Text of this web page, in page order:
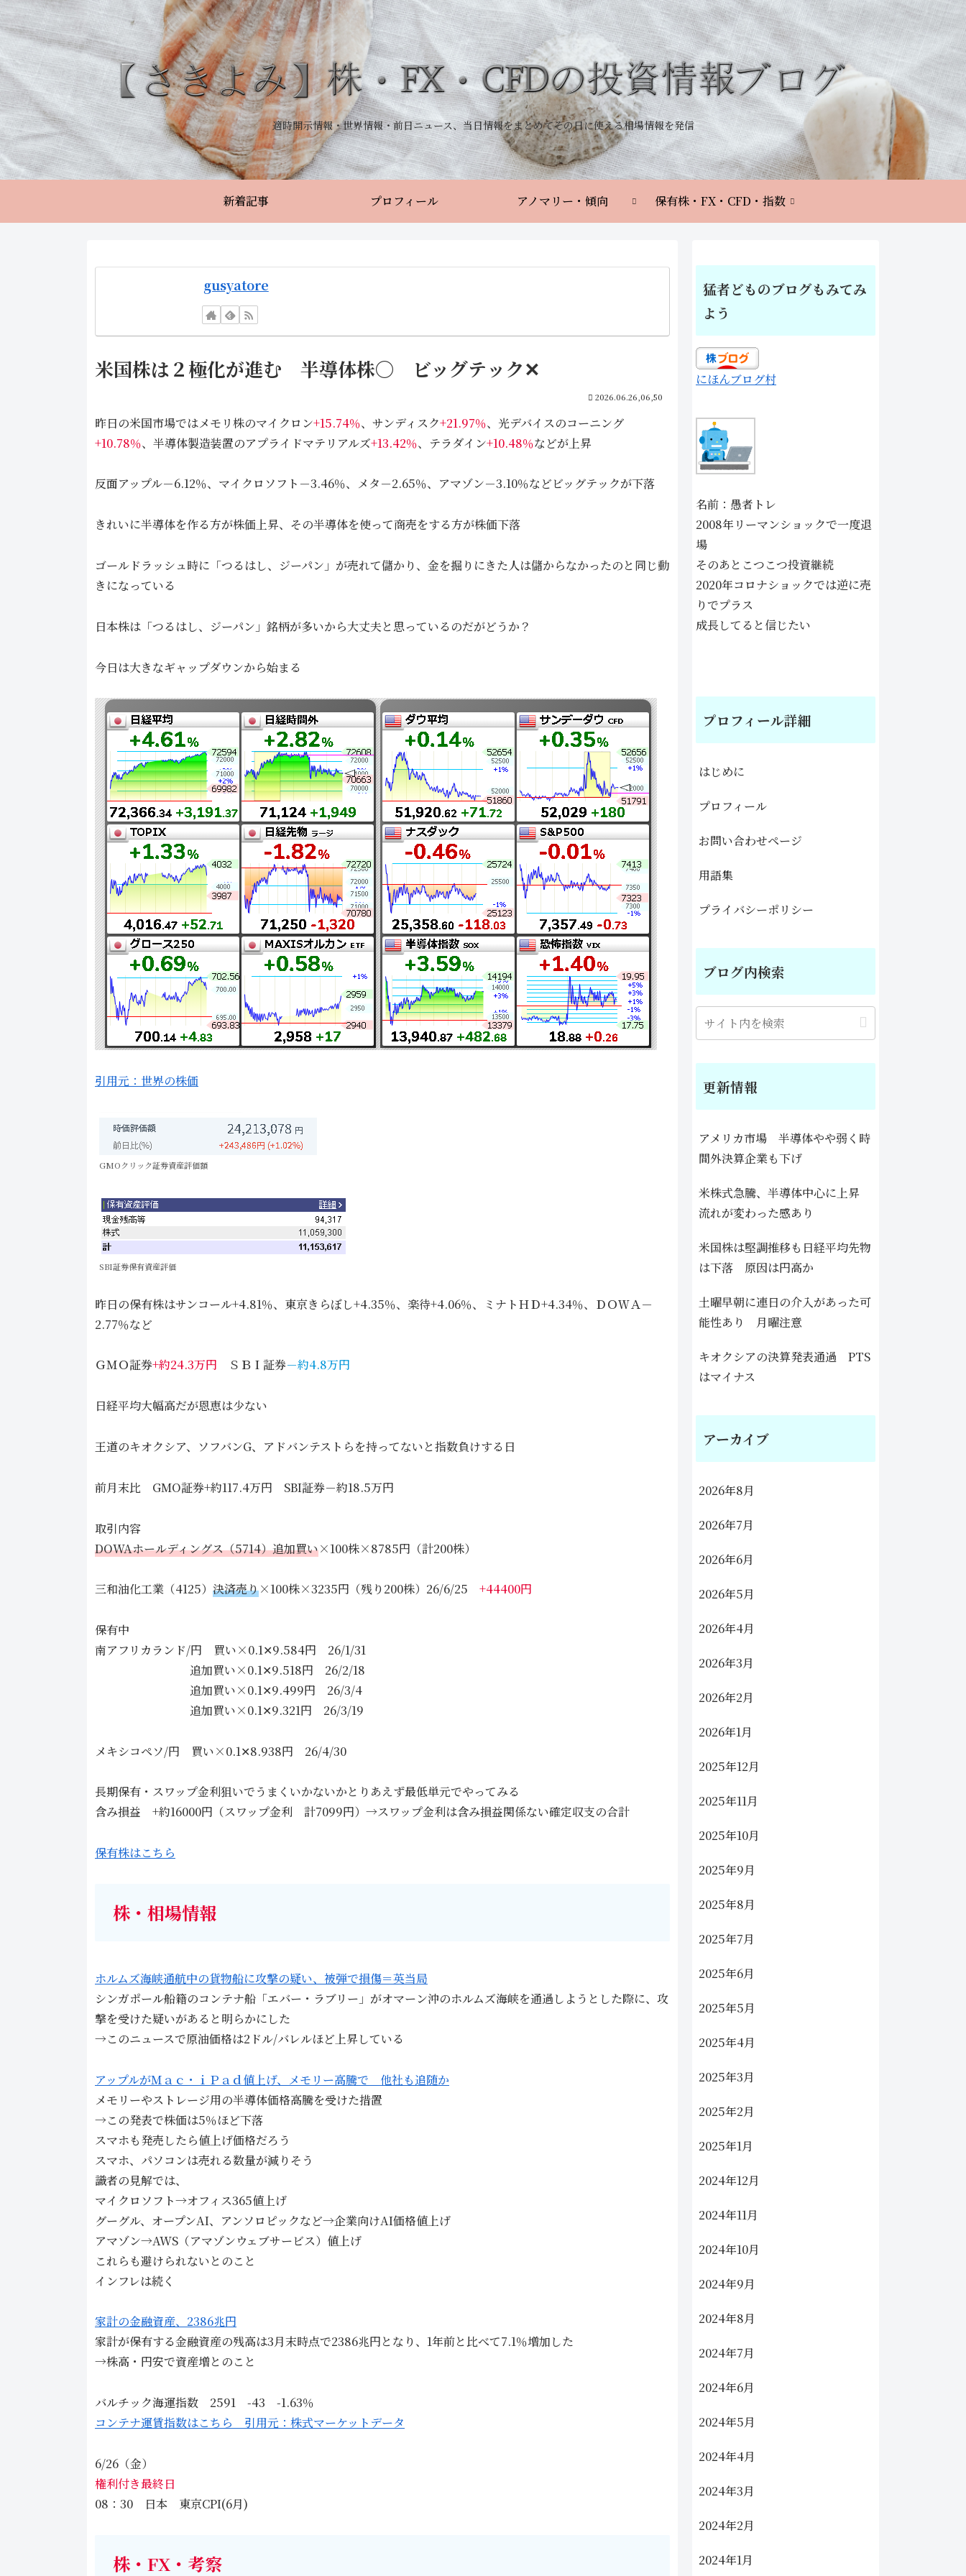
適時開示情報・世界情報・前日ニュース、当日情報をまとめてその日に使える相場情報を発信
新着記事 プロフィール アノマリー・傾向 保有株・FX・CFD・指数
gusyatore
米国株は２極化が進む 半導体株〇 ビッグテック✕
2026.06.26,06,50
昨日の米国市場ではメモリ株のマイクロン+15.74％、サンディスク+21.97％、光デバイスのコーニング
+10.78％、半導体製造装置のアプライドマテリアルズ+13.42％、テラダイン+10.48％などが上昇
反面アップル－6.12％、マイクロソフト－3.46％、メタ－2.65％、アマゾン－3.10％などビッグテックが下落
きれいに半導体を作る方が株価上昇、その半導体を使って商売をする方が株価下落
ゴールドラッシュ時に「つるはし、ジーパン」が売れて儲かり、金を掘りにきた人は儲からなかったのと同じ動
きになっている
日本株は「つるはし、ジーパン」銘柄が多いから大丈夫と思っているのだがどうか？
今日は大きなギャップダウンから始まる
引用元：世界の株価
GMOクリック証券資産評価額
SBI証券保有資産評価
昨日の保有株はサンコール+4.81％、東京きらぼし+4.35％、楽待+4.06％、ミナトＨＤ+4.34％、ＤＯＷＡ－
2.77％など
ＧＭＯ証券+約24.3万円 ＳＢＩ証券－約4.8万円
日経平均大幅高だが恩恵は少ない
王道のキオクシア、ソフバンG、アドバンテストらを持ってないと指数負けする日
前月末比 GMO証券+約117.4万円 SBI証券－約18.5万円
取引内容
DOWAホールディングス（5714）追加買い×100株×8785円（計200株）
三和油化工業（4125） 決済売り×100株×3235円（残り200株）26/6/25 +44400円
保有中
南アフリカランド/円 買い×0.1✕9.584円 26/1/31
追加買い×0.1✕9.518円 26/2/18
追加買い×0.1✕9.499円 26/3/4
追加買い×0.1✕9.321円 26/3/19
メキシコペソ/円 買い×0.1✕8.938円 26/4/30
長期保有・スワップ金利狙いでうまくいかないかとりあえず最低単元でやってみる
含み損益 +約16000円（スワップ金利 計7099円）→スワップ金利は含み損益関係ない確定収支の合計
保有株はこちら
株・相場情報
ホルムズ海峡通航中の貨物船に攻撃の疑い、被弾で損傷＝英当局
シンガポール船籍のコンテナ船「エバー・ラブリー」がオマーン沖のホルムズ海峡を通過しようとした際に、攻
撃を受けた疑いがあると明らかにした
→このニュースで原油価格は2ドル/バレルほど上昇している
アップルがＭａｃ・ｉＰａｄ値上げ、メモリー高騰で 他社も追随か
メモ​リーやストレージ用の半導体価格高騰を受けた措‌置
→この発表で株価は5％ほど下落
スマホも発売したら値上げ価格だろう
スマホ、パソコンは売れる数量が減りそう
識者の見解では、
マイクロソフト→オフィス365値上げ
グーグル、オープンAI、アンソロピックなど→企業向けAI価格値上げ
アマゾン→AWS（アマゾンウェブサービス）値上げ
これらも避けられないとのこと
インフレは続く
家計の金融資産、2386兆円
家計が保有する金融資産の残高は3月末時点で2386兆円となり、1年前と比べて7.1％増加した
→株高・円安で資産増とのこと
バルチック海運指数 2591 -43 -1.63％
コンテナ運賃指数はこちら 引用元：株式マーケットデータ
6/26（金）
権利付き最終日
08：30 日本 東京CPI(6月)
株・FX・考察
猛者どものブログもみてみ
よう
にほんブログ村
名前：愚者トレ
2008年リーマンショックで一度退
場
そのあとこつこつ投資継続
2020年コロナショックでは逆に売
りでプラス
成長してると信じたい
プロフィール詳細
はじめに
プロフィール
お問い合わせページ
用語集
プライバシーポリシー
ブログ内検索
更新情報
アメリカ市場 半導体やや弱く時
間外決算企業も下げ
米株式急騰、半導体中心に上昇
流れが変わった感あり
米国株は堅調推移も日経平均先物
は下落 原因は円高か
土曜早朝に連日の介入があった可
能性あり 月曜注意
キオクシアの決算発表通過 PTS
はマイナス
アーカイブ
2026年8月
2026年7月
2026年6月
2026年5月
2026年4月
2026年3月
2026年2月
2026年1月
2025年12月
2025年11月
2025年10月
2025年9月
2025年8月
2025年7月
2025年6月
2025年5月
2025年4月
2025年3月
2025年2月
2025年1月
2024年12月
2024年11月
2024年10月
2024年9月
2024年8月
2024年7月
2024年6月
2024年5月
2024年4月
2024年3月
2024年2月
2024年1月